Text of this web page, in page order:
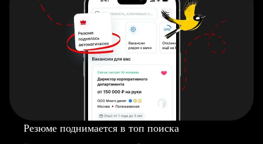
Резюме поднимается в топ поиска